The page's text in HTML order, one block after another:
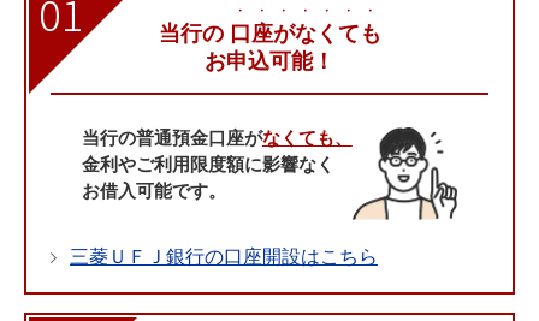
01 当行の 口座がなくても
・・・・・・・
お申込可能！
当行の普通預金口座がなくても、
金利やご利用限度額に影響なく
お借入可能です。
三菱ＵＦＪ銀行の口座開設はこちら